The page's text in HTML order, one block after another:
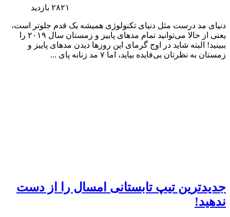
۲۸۲۱ بازدید
دنیای مد درست مثل دنیای تکنولوژی همیشه یک قدم جلوتر است،
یعنی از حالا می‌توانید تمام مدهای پاییز و زمستان سال ۲۰۱۹ را
ببینید! البته شاید در اوج گرمای این روزها دیدن مدهای پاییز و
زمستان به نظرتان بی‌فایده بیاید، اما ۷ مد زنانه پای ...
جدیدترین تیپ تابستانی امسال را از دست
ندهید!